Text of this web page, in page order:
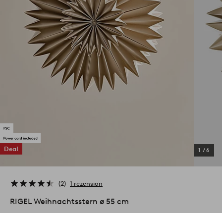
Deal 1 /6
2 1 rezension
RIGEL Weihnachtsstern ø 55 cm